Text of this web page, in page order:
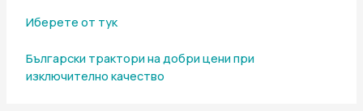
Иберете от тук
Български трактори на добри цени при
изключително качество